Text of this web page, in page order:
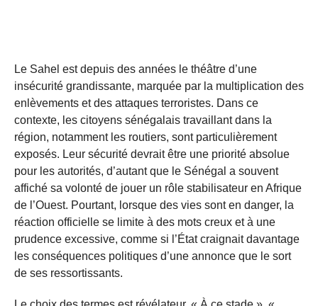
Le Sahel est depuis des années le théâtre d’une
insécurité grandissante, marquée par la multiplication des
enlèvements et des attaques terroristes. Dans ce
contexte, les citoyens sénégalais travaillant dans la
région, notamment les routiers, sont particulièrement
exposés. Leur sécurité devrait être une priorité absolue
pour les autorités, d’autant que le Sénégal a souvent
affiché sa volonté de jouer un rôle stabilisateur en Afrique
de l’Ouest. Pourtant, lorsque des vies sont en danger, la
réaction officielle se limite à des mots creux et à une
prudence excessive, comme si l’État craignait davantage
les conséquences politiques d’une annonce que le sort
de ses ressortissants.